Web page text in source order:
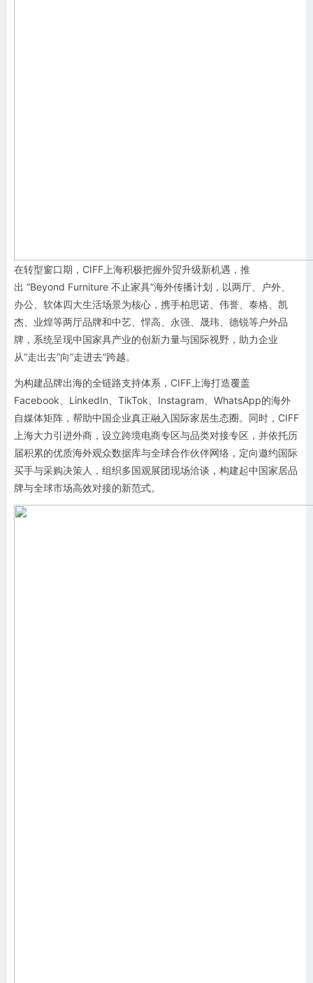
在转型窗口期，CIFF上海积极把握外贸升级新机遇，推
出 “Beyond Furniture 不止家具”海外传播计划，以两厅、户外、
办公、软体四大生活场景为核心，携手柏思诺、伟誉、泰格、凯
杰、业煌等两厅品牌和中艺、悍高、永强、晟玮、德锐等户外品
牌，系统呈现中国家具产业的创新力量与国际视野，助力企业
从“走出去”向“走进去”跨越。
为构建品牌出海的全链路支持体系，CIFF上海打造覆盖
Facebook、LinkedIn、TikTok、Instagram、WhatsApp的海外
自媒体矩阵，帮助中国企业真正融入国际家居生态圈。同时，CIFF
上海大力引进外商，设立跨境电商专区与品类对接专区，并依托历
届积累的优质海外观众数据库与全球合作伙伴网络，定向邀约国际
买手与采购决策人，组织多国观展团现场洽谈，构建起中国家居品
牌与全球市场高效对接的新范式。